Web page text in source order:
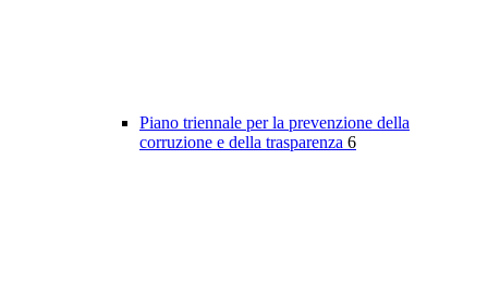
Piano triennale per la prevenzione della
corruzione e della trasparenza 6